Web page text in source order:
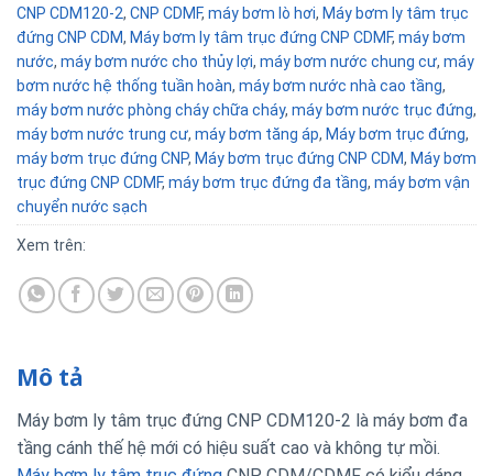
CNP CDM120-2, CNP CDMF, máy bơm lò hơi, Máy bơm ly tâm trục
đứng CNP CDM, Máy bơm ly tâm trục đứng CNP CDMF, máy bơm
nước, máy bơm nước cho thủy lợi, máy bơm nước chung cư, máy
bơm nước hệ thống tuần hoàn, máy bơm nước nhà cao tầng,
máy bơm nước phòng cháy chữa cháy, máy bơm nước trục đứng,
máy bơm nước trung cư, máy bơm tăng áp, Máy bơm trục đứng,
máy bơm trục đứng CNP, Máy bơm trục đứng CNP CDM, Máy bơm
trục đứng CNP CDMF, máy bơm trục đứng đa tầng, máy bơm vận
chuyển nước sạch
Xem trên:
Mô tả
Máy bơm ly tâm trục đứng CNP CDM120-2 là máy bơm đa
tầng cánh thế hệ mới có hiệu suất cao và không tự mồi.